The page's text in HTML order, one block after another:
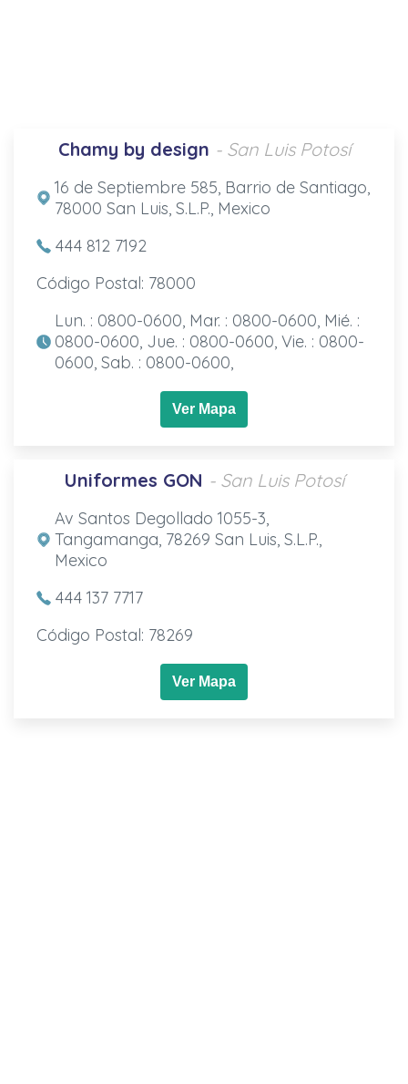
Chamy by design - San Luis Potosí
16 de Septiembre 585, Barrio de Santiago,
78000 San Luis, S.L.P., Mexico
444 812 7192
Código Postal: 78000
Lun. : 0800-0600, Mar. : 0800-0600, Mié. :
0800-0600, Jue. : 0800-0600, Vie. : 0800-
0600, Sab. : 0800-0600,
Ver Mapa
Uniformes GON - San Luis Potosí
Av Santos Degollado 1055-3,
Tangamanga, 78269 San Luis, S.L.P.,
Mexico
444 137 7717
Código Postal: 78269
Ver Mapa